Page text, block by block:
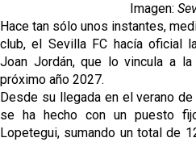
Celta y Rayo agitan el
Previa | El Sevilla FC cierra
exigente choque ante el
Imagen:
Hace tan sólo unos instantes,
club, el Sevilla FC hacía oficial
Joan Jordán, que lo vincula a
próximo año 2027.
Desde su llegada en el verano
se ha hecho con un puesto
Lopetegui, sumando un total de